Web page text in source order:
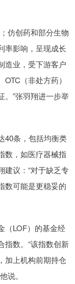
仿创药和部分生物
率影响，呈现成长
造业，受下游客户
（非处方药）
。”张羽翔进一步举
条，包括均衡类
数，如医疗器械指
建议：“对于缺乏专
数可能是更稳妥的
LOF）的基金经
指数。“该指数创新
加上机构前期持仓
说。